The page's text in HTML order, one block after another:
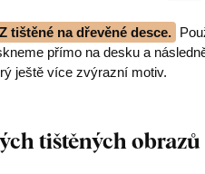
tištěné na dřevěné desce.
přímo na desku a
ještě více zvýrazní motiv.
tištěných